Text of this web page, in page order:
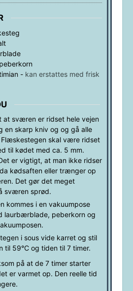
- kan erstattes med frisk
at sværen er ridset hele vejen
en skarp kniv og og gå alle
Flæskestegen skal være ridset
til kødet med ca. 5 mm.
er vigtigt, at man ikke ridser
kødsaften eller trænger op
Det gør det meget
sværen sprød.
kommes i en vakuumpose
laurbærblade, peberkorn og
i sous vide karret og stil
til 59°C og tiden til 7 timer.
på at de 7 timer starter
er varmet op. Den reelle tid